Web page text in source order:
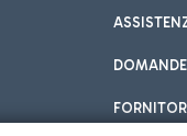
FORNITORI